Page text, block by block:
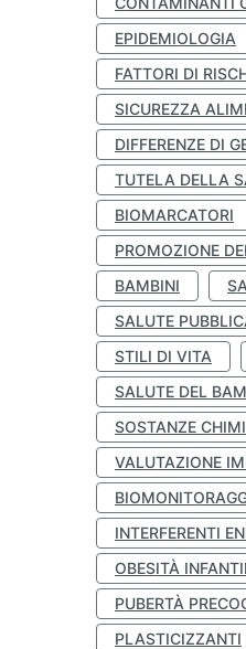
EPIDEMIOLOGIA
FATTORI DI
SICUREZZA
DIFFERENZE DI
TUTELA DELLA
BIOMARCATORI
PROMOZIONE
BAMBINI
SALUTE
STILI DI VITA
SALUTE DEL
SOSTANZE
VALUTAZIONE
INTERFERENTI
OBESITÀ
PUBERTÀ
PLASTICIZZANTI